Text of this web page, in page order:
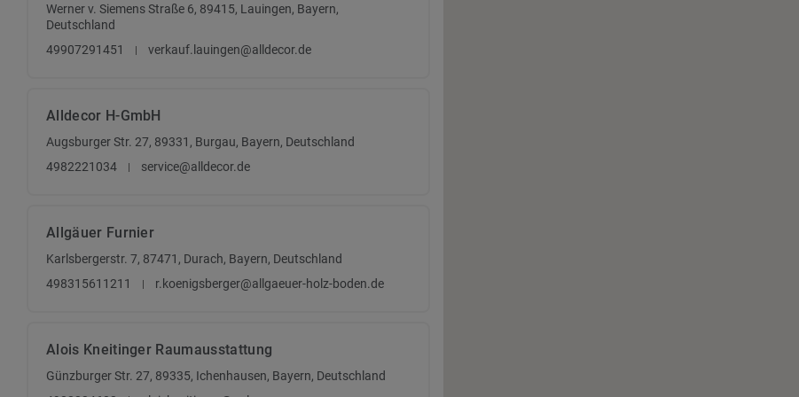
Werner v. Siemens Straße 6, 89415, Lauingen, Bayern,
Deutschland
49907291451
verkauf.lauingen@alldecor.de
Alldecor H-GmbH
Augsburger Str. 27, 89331, Burgau, Bayern, Deutschland
4982221034
service@alldecor.de
Allgäuer Furnier
Karlsbergerstr. 7, 87471, Durach, Bayern, Deutschland
498315611211
r.koenigsberger@allgaeuer-holz-boden.de
Alois Kneitinger Raumausstattung
Günzburger Str. 27, 89335, Ichenhausen, Bayern, Deutschland